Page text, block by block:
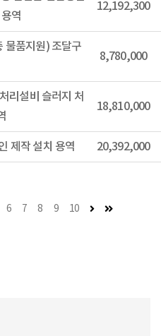
역
12,192,300
물품지원) 조달구
8,780,000
리설비 슬러지 처
18,810,000
제작 설치 용역 20,392,000
6 7 8 9 10 다음 페이지마지막 페이